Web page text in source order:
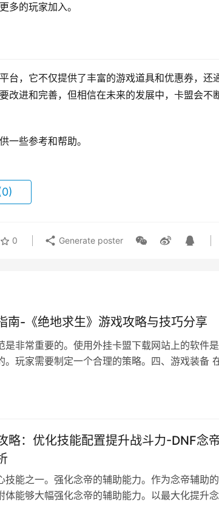
多的玩家加入。
台，它不仅提供了丰富的游戏道具和优惠券，还
改进和完善，但相信在未来的发展中，卡盟会不
一些参考和帮助。
0 Generate poster
南-《绝地求生》游戏攻略与技巧分享
是非常重要的。使用外挂卡盟下载网站上的软件
。玩家需要制定一个合理的策略。四、游戏装备
略：优化技能配置提升战斗力-DNF念
技能之一。强化念帝的辅助能力。作为念帝辅助
体能够大幅强化念帝的辅助能力。以最大化提升